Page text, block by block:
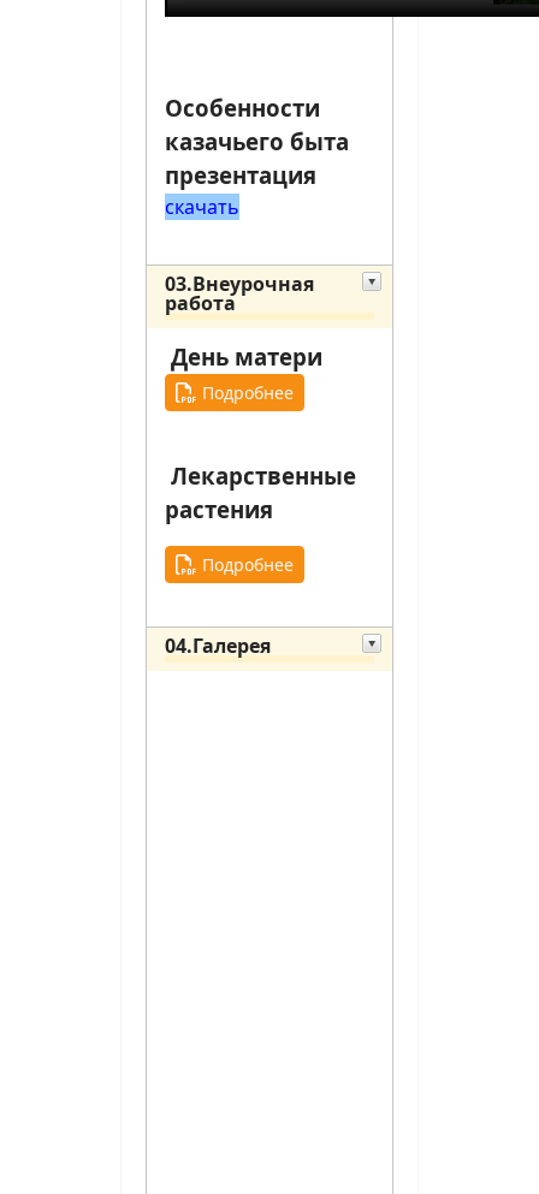
Особенности
казачьего быта
презентация
скачать
03.Внеурочная
работа
День матери
Подробнее
Лекарственные
растения
Подробнее
04.Галерея